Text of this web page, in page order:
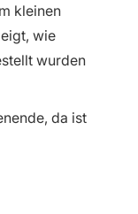
kleinen
wie
wurden
da ist